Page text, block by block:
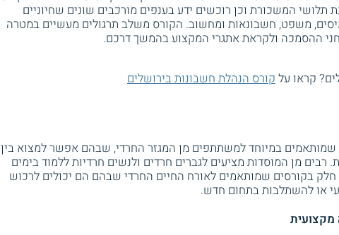
תלושי המשכורת וכן רוכשים ידע בענפים מורכבים שונים שחיוניים
משפט, חשבונאות ומחשוב. הקורס משלב תרגולים מעשיים במטרה
ההסמכה ולקראת אתגרי המקצוע בהמשך דרכם.
קראו עלקורס הנהלת חשבונות בירושלים
שמותאמים במיוחד למשתתפים מן המגזר החרדי, שבהם אפשר למצוא בין
מן המוסדות מציעים לגברים חרדים ולנשים חרדיות ללמוד בימים
בקורסים שמותאמים לאורח החיים החרדי שבהם הם יכולים לרכוש
או להשתלבות בתחום חדש.
מקצועית